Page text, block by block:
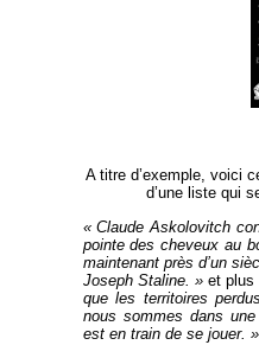
A titre d’exemple, voici
d’une liste qui
« Claude Askolovitch
pointe des cheveux au
maintenant près d’un
Joseph Staline. »et
que les territoires
nous sommes dans
est en train de se jouer. »